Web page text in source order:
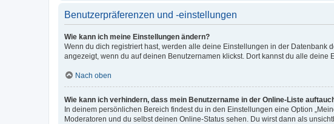
Benutzerpräferenzen und -einstellungen
Wie kann ich meine Einstellungen ändern?
Wenn du dich registriert hast, werden alle deine Einstellungen in der Datenbank
angezeigt, wenn du auf deinen Benutzernamen klickst. Dort kannst du alle deine
Nach oben
Wie kann ich verhindern, dass mein Benutzername in der Online-Liste
In deinem persönlichen Bereich findest du in den Einstellungen eine Option
Moderatoren und du selbst deinen Online-Status sehen. Du wirst dann als